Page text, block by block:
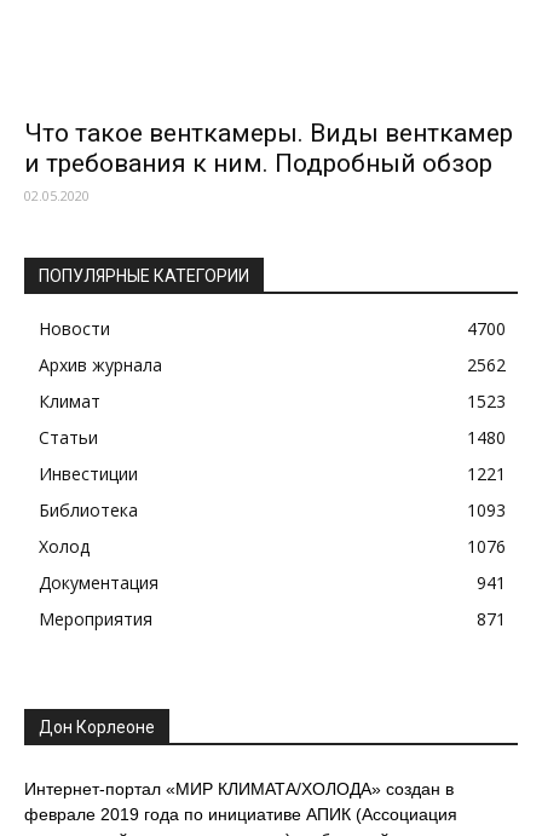
Что такое венткамеры. Виды венткамер
и требования к ним. Подробный обзор
02.05.2020
ПОПУЛЯРНЫЕ КАТЕГОРИИ
Новости
4700
Архив журнала
2562
Климат
1523
Статьи
1480
Инвестиции
1221
Библиотека
1093
Холод
1076
Документация
941
Мероприятия
871
Дон Корлеоне
Интернет-портал «МИР КЛИМАТА/ХОЛОДА» создан в
феврале 2019 года по инициативе АПИК (Ассоциация